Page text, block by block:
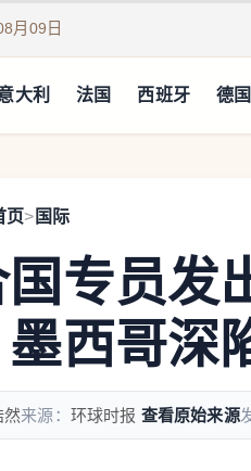
月09日
大利 法国 西班牙 德国
页> 国际
专员发
西哥深
然来源： 环球时报 查看原始来源